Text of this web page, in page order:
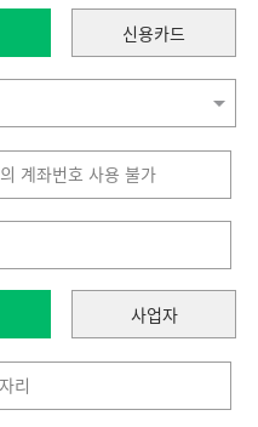
신용카드
사업자